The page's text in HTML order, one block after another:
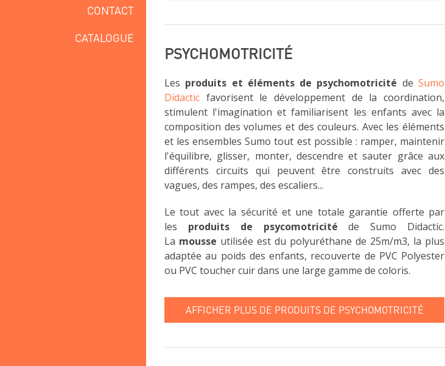
CONTACT
CATALOGUE
PSYCHOMOTRICITÉ
Les produits et éléments de psychomotricité deSumo
Didactic favorisent le développement de la coordination,
stimulent l'imagination et familiarisent les enfants avec la
composition des volumes et des couleurs. Avec les éléments
et les ensembles Sumo tout est possible : ramper, maintenir
l'équilibre, glisser, monter, descendre et sauter grâce aux
différents circuits qui peuvent être construits avec des
vagues, des rampes, des escaliers...
Le tout avec la sécurité et une totale garantie offerte par
les produits de psycomotricité de Sumo Didactic.
La mousse utilisée est du polyuréthane de 25m/m3, la plus
adaptée au poids des enfants, recouverte de PVC Polyester
ou PVC toucher cuir dans une large gamme de coloris.
AFFICHER PLUS DE PRODUITS DE PSYCHOMOTRICITÉ